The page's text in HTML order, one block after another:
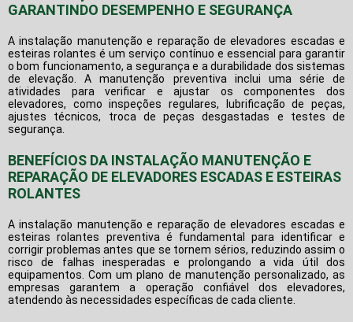
GARANTINDO DESEMPENHO E SEGURANÇA
Ainstalação manutenção e reparação de elevadores escadas e
esteiras rolantes é um serviço contínuo e essencial para garantir
o bom funcionamento, a segurança e a durabilidade dos sistemas
de elevação. A manutenção preventiva inclui uma série de
atividades para verificar e ajustar os componentes dos
elevadores, como inspeções regulares, lubrificação de peças,
ajustes técnicos, troca de peças desgastadas e testes de
segurança.
BENEFÍCIOS DA INSTALAÇÃO MANUTENÇÃO E
REPARAÇÃO DE ELEVADORES ESCADAS E ESTEIRAS
ROLANTES
Ainstalação manutenção e reparação de elevadores escadas e
esteiras rolantes preventiva é fundamental para identificar e
corrigir problemas antes que se tornem sérios, reduzindo assim o
risco de falhas inesperadas e prolongando a vida útil dos
equipamentos. Com um plano de manutenção personalizado, as
empresas garantem a operação confiável dos elevadores,
atendendo às necessidades específicas de cada cliente.